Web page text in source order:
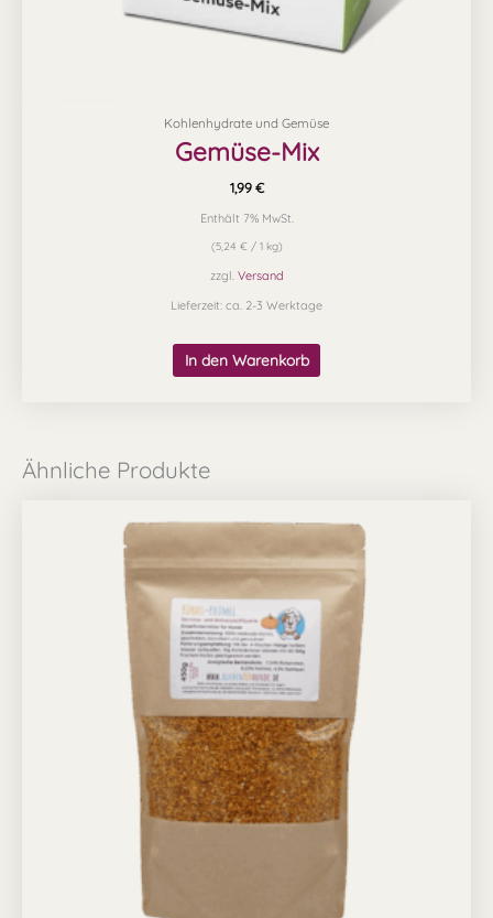
Kohlenhydrate und Gemüse
Gemüse-Mix
1,99 €
Enthält 7% MwSt.
(5,24 € / 1 kg)
zzgl. Versand
Lieferzeit: ca. 2-3 Werktage
In den Warenkorb
Ähnliche Produkte